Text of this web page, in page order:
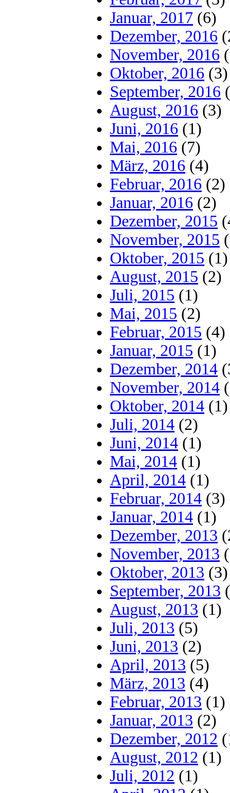
Januar, 2017 (6)
Dezember, 2016
November, 2016
Oktober, 2016 (3)
September, 2016
August, 2016 (3)
Juni, 2016 (1)
Mai, 2016 (7)
März, 2016 (4)
Februar, 2016 (2)
Januar, 2016 (2)
Dezember, 2015
November, 2015
Oktober, 2015 (1)
August, 2015 (2)
Juli, 2015 (1)
Mai, 2015 (2)
Februar, 2015 (4)
Januar, 2015 (1)
Dezember, 2014
November, 2014
Oktober, 2014 (1)
Juli, 2014 (2)
Juni, 2014 (1)
Mai, 2014 (1)
April, 2014 (1)
Februar, 2014 (3)
Januar, 2014 (1)
Dezember, 2013
November, 2013
Oktober, 2013 (3)
September, 2013
August, 2013 (1)
Juli, 2013 (5)
Juni, 2013 (2)
April, 2013 (5)
März, 2013 (4)
Februar, 2013 (1)
Januar, 2013 (2)
Dezember, 2012
August, 2012 (1)
Juli, 2012 (1)